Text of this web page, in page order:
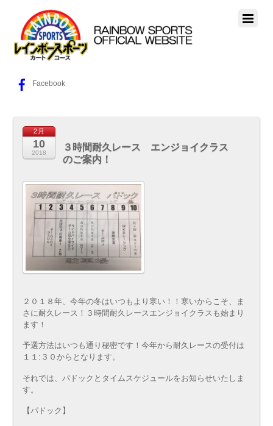
Facebook
2月
10
2018
３時間耐久レース エンジョイクラス
のご案内！
２０１８年、今年の冬はいつもより寒い！！寒いからこそ、ま
さに耐久レース！３時間耐久レースエンジョイクラスも始まり
ます！
予選方法はいつも通り秘密です！今年から耐久レースの受付は
１１:３０からとなります。
それでは、パドックとタイムスケジュールをお知らせいたしま
す。
【パドック】